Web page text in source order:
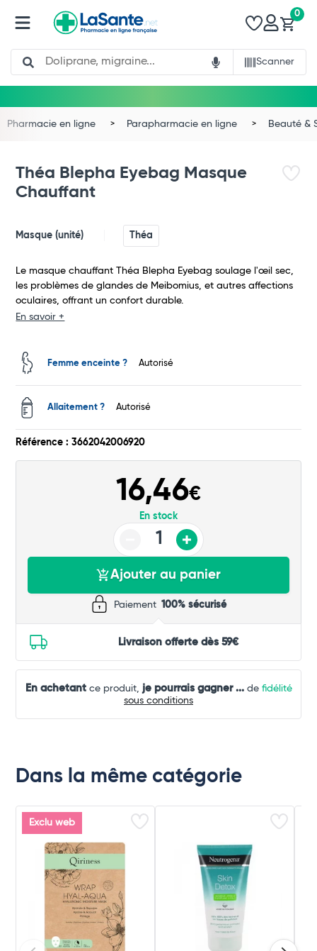
Search
Scanner
0
Total
Pharmacie en ligne Parapharmacie en ligne Beauté &
Théa Blepha Eyebag Masque
Chauffant
Masque (unité) Théa
Le masque chauffant Théa Blepha Eyebag soulage l'œil sec,
les problèmes de glandes de Meibomius, et autres affections
oculaires, offrant un confort durable.
En savoir +
Femme enceinte ? Autorisé
Allaitement ? Autorisé
Référence : 3662042006920
16,46€
En stock
Ajouter au panier
Paiement 100% sécurisé
Livraison offerte dès 59€
En achetantce produit, je pourrais gagner ...de fidélité
sous conditions
Dans la même catégorie
Exclu web